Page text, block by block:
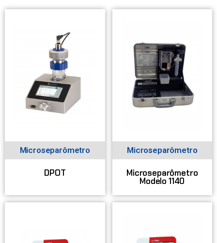
Microseparômetro
DPOT
Microseparômetro
Microseparômetro
Modelo 1140